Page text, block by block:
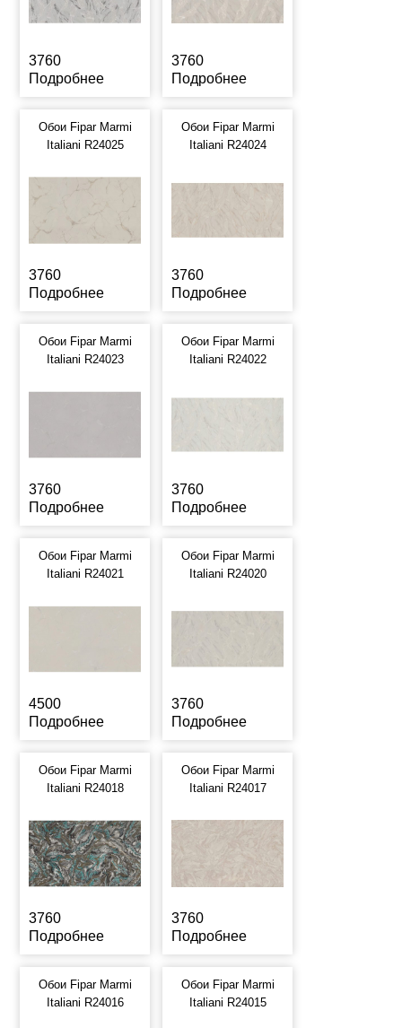
3760
Подробнее
3760
Подробнее
Обои Fipar Marmi
Italiani R24025
3760
Подробнее
Обои Fipar Marmi
Italiani R24024
3760
Подробнее
Обои Fipar Marmi
Italiani R24023
3760
Подробнее
Обои Fipar Marmi
Italiani R24022
3760
Подробнее
Обои Fipar Marmi
Italiani R24021
4500
Подробнее
Обои Fipar Marmi
Italiani R24020
3760
Подробнее
Обои Fipar Marmi
Italiani R24018
3760
Подробнее
Обои Fipar Marmi
Italiani R24017
3760
Подробнее
Обои Fipar Marmi
Italiani R24016
Обои Fipar Marmi
Italiani R24015